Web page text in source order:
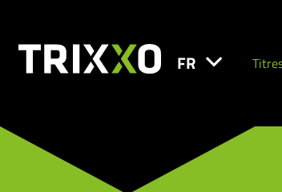
FR